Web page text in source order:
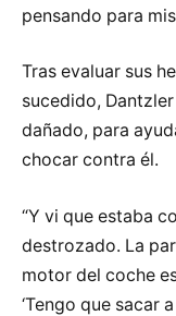
pensando para
Tras evaluar sus
sucedido,
dañado, para
chocar contra él.
“Y vi que estaba
destrozado. La
motor del coche
‘Tengo que sacar